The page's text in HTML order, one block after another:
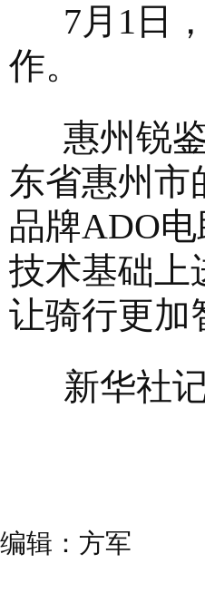
7月1日，
作。
惠州锐鉴
东省惠州市
品牌ADO
技术基础上
让骑行更加
新华社记
编辑：方军